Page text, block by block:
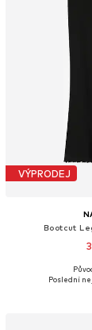
VÝPRODEJ
Bootcut
Dostupné v
Poslední